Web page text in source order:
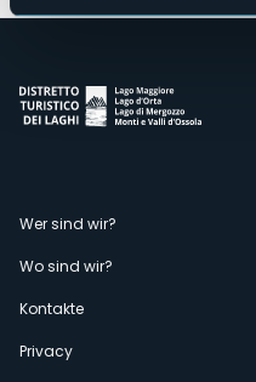
Menù
secondario
Wer sind wir?
Wo sind wir?
Kontakte
Privacy